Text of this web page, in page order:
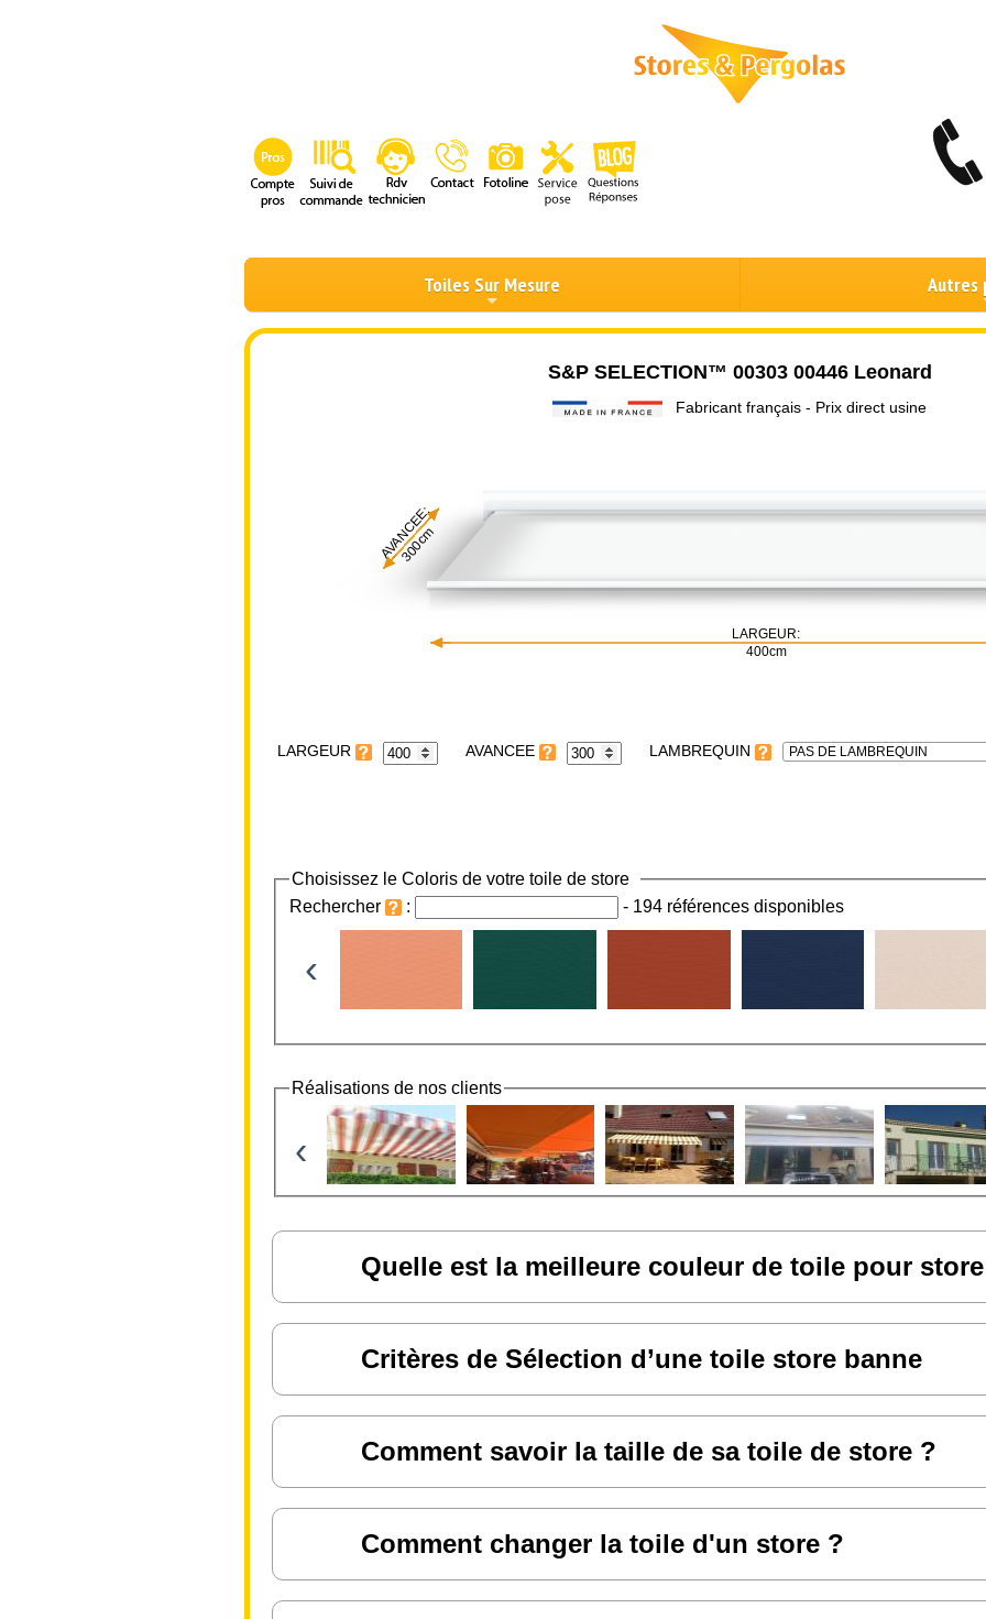
Toiles Sur Mesure Autres
S&P SELECTION™ 00303 00446 Leonard
Fabricant français - Prix direct usine
LARGEUR:
400cm
AVANCEE:
300cm
LARGEUR LAMBREQUIN PAS DE LAMBREQUIN
Choisissez le Coloris de votre toile de store
Rechercher
: - 194 références disponibles
‹
Réalisations de nos clients
‹
Quelle est la meilleure couleur de toile pour
Critères de Sélection d’une toile store banne
Comment savoir la taille de sa toile de store ?
Comment changer la toile d'un store ?